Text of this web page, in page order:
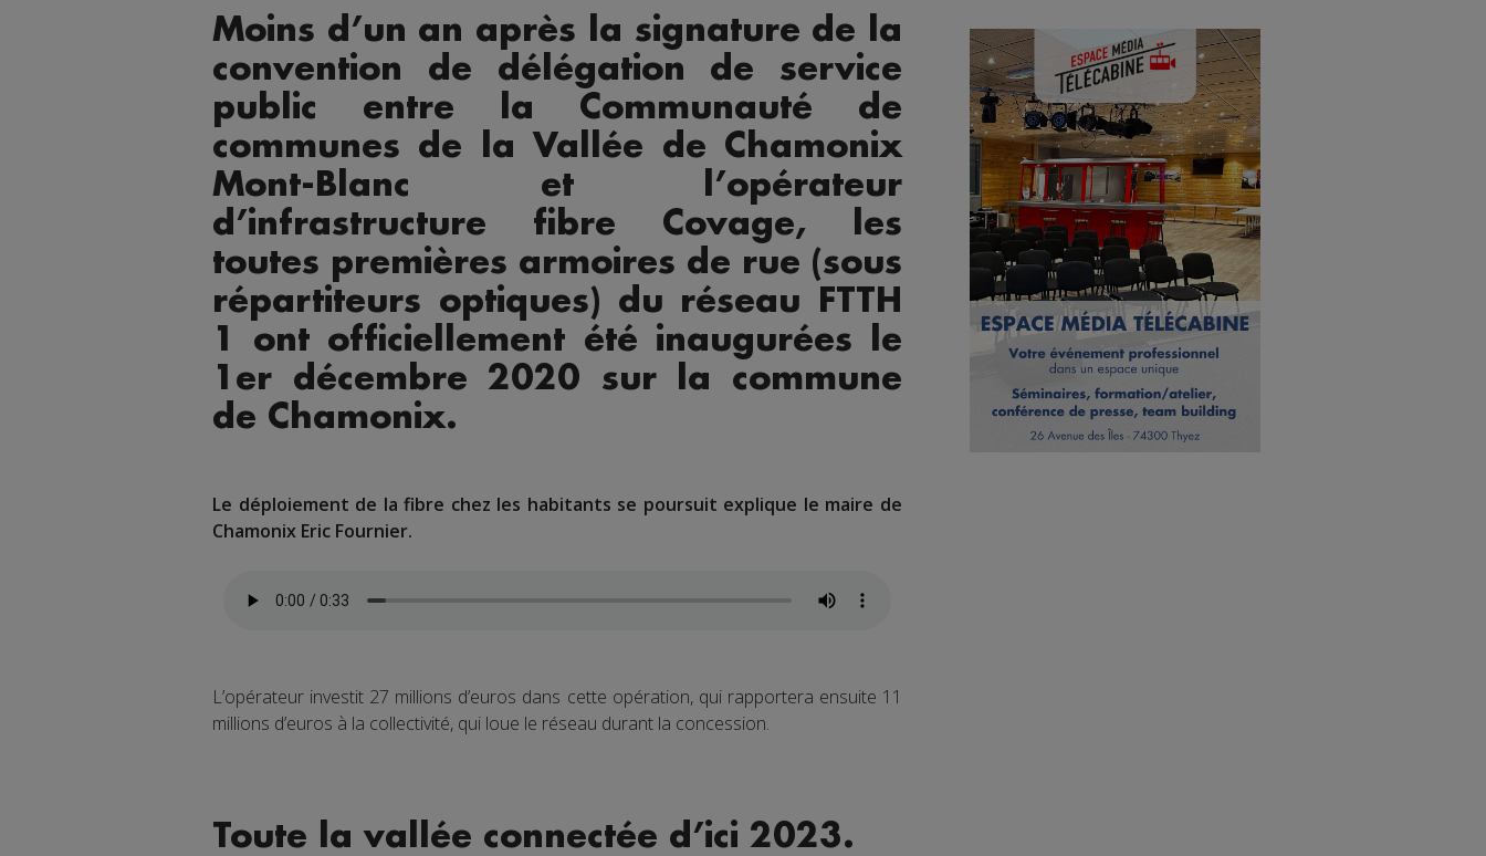
Moins d’un an après la signature de la
convention de délégation de service
public entre la Communauté de
communes de la Vallée de Chamonix
Mont-Blanc et l’opérateur
d’infrastructure fibre Covage, les
toutes premières armoires de rue (sous
répartiteurs optiques) du réseau FTTH
1 ont officiellement été inaugurées le
1er décembre 2020 sur la commune
de Chamonix.
Le déploiement de la fibre chez les habitants se poursuit explique le maire de
Chamonix Eric Fournier.
L’opérateur investit 27 millions d’euros dans cette opération, qui rapportera ensuite 11
millions d’euros à la collectivité, qui loue le réseau durant la concession.
Toute la vallée connectée d’ici 2023.